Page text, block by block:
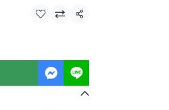
แชร์